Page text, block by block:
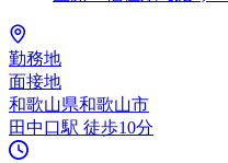
勤務地
面接地
和歌山県和歌山市
田中口駅 徒歩10分